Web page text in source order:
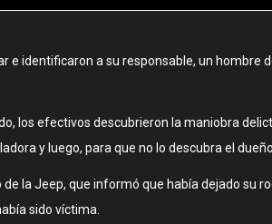
e identificaron a su responsable, un
los efectivos descubrieron la maniobra
y luego, para que no lo descubra el
la Jeep, que informó que había dejado su
sido víctima.